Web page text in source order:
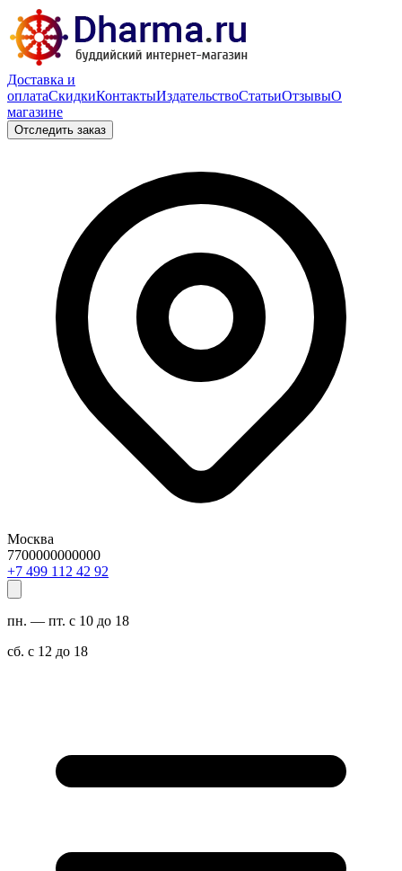
Доставка и
оплатаСкидкиКонтактыИздательствоСтатьиОтзывыО
магазине
Отследить заказ
Москва
7700000000000
29 24 211 994 7+
пн. — пт. с 10 до 18
сб. с 12 до 18